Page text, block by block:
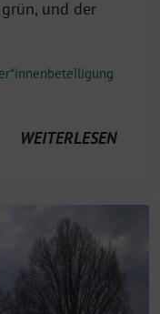
und der
WEITERLESEN